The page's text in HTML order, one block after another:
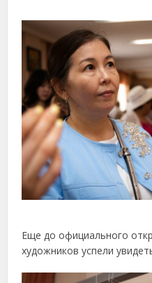
Еще до официального
художников успели